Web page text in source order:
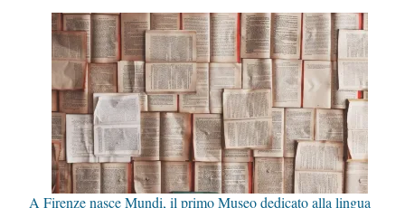
A Firenze nasce Mundi, il primo Museo dedicato alla lingua